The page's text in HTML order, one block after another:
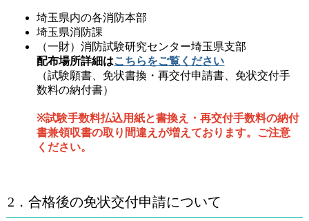
埼玉県内の各消防本部
埼玉県消防課
（一財）消防試験研究センター埼玉県支部
配布場所詳細はこちらをご覧ください
（試験願書、免状書換・再交付申請書、免状交付手
数料の納付書）
※試験手数料払込用紙と書換え・再交付手数料の納付
書兼領収書の取り間違えが増えております。ご注意
ください。
2．合格後の免状交付申請について